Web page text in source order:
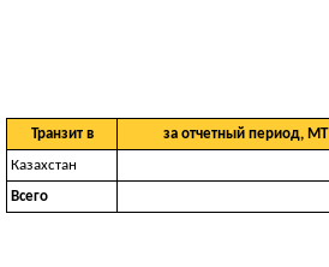
Транзит в за отчетный период, МТ
Казахстан
Всего